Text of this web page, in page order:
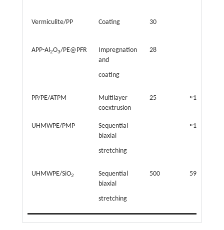
Vermiculite/PP Coating 30
APP-Al2O3/PE@PFR
Impregnation
and
coating
28
PP/PE/ATPM
Multilayer
coextrusion
25 ≈14
UHMWPE/PMP
Sequential
biaxial
stretching
≈140
UHMWPE/SiO2
Sequential
biaxial
stretching
500 59.5